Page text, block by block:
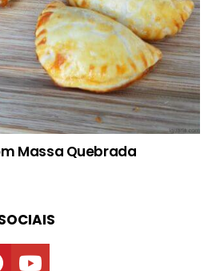
Massa Quebrada
youtube